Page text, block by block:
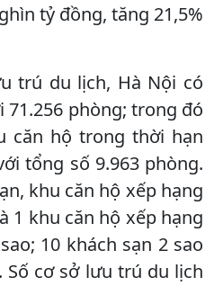
tỷ đồng, tăng 21,5%
trú du lịch, Hà Nội có
71.256 phòng; trong đó
căn hộ trong thời hạn
tổng số 9.963 phòng.
khu căn hộ xếp hạng
1 khu căn hộ xếp hạng
10 khách sạn 2 sao
Số cơ sở lưu trú du lịch